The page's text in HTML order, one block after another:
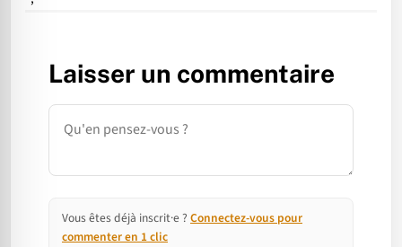
Laisser un commentaire
Commentaire
Vous êtes déjà inscrit·e ? Connectez-vous pour
commenter en 1 clic